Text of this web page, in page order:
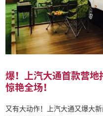
爆！上汽大通首款营地
惊艳全场！
又有大动作！上汽大通又爆大